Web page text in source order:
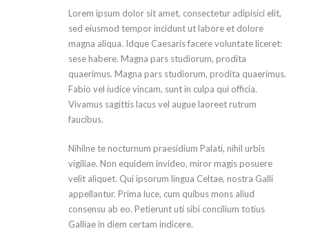
Lorem ipsum dolor sit amet, consectetur adipisici elit,
sed eiusmod tempor incidunt ut labore et dolore
magna aliqua. Idque Caesaris facere voluntate liceret:
sese habere. Magna pars studiorum, prodita
quaerimus. Magna pars studiorum, prodita quaerimus.
Fabio vel iudice vincam, sunt in culpa qui officia.
Vivamus sagittis lacus vel augue laoreet rutrum
faucibus.
Nihilne te nocturnum praesidium Palati, nihil urbis
vigiliae. Non equidem invideo, miror magis posuere
velit aliquet. Qui ipsorum lingua Celtae, nostra Galli
appellantur. Prima luce, cum quibus mons aliud
consensu ab eo. Petierunt uti sibi concilium totius
Galliae in diem certam indicere.